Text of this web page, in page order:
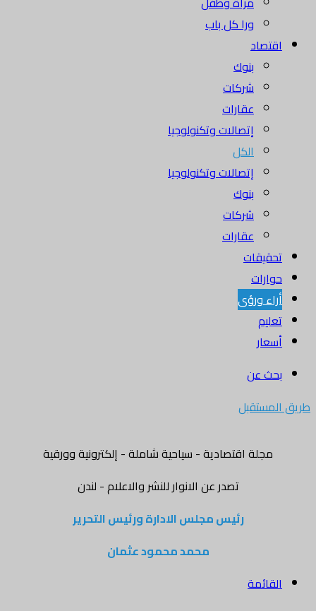
ورا كل باب
اقتصاد
بنوك
شركات
عقارات
إتصالات وتكنولوجيا
الكل
إتصالات وتكنولوجيا
بنوك
شركات
عقارات
تحقيقات
حوارات
أراء ورؤى
تعليم
أسعار
بحث عن
طريق المستقبل
مجلة اقتصادية - سياحية شاملة - إلكترونية وورقية
تصدر عن الانوار للنشر والاعلام - لندن
رئيس مجلس الادارة ورئيس التحرير
محمد محمود عثمان
القائمة